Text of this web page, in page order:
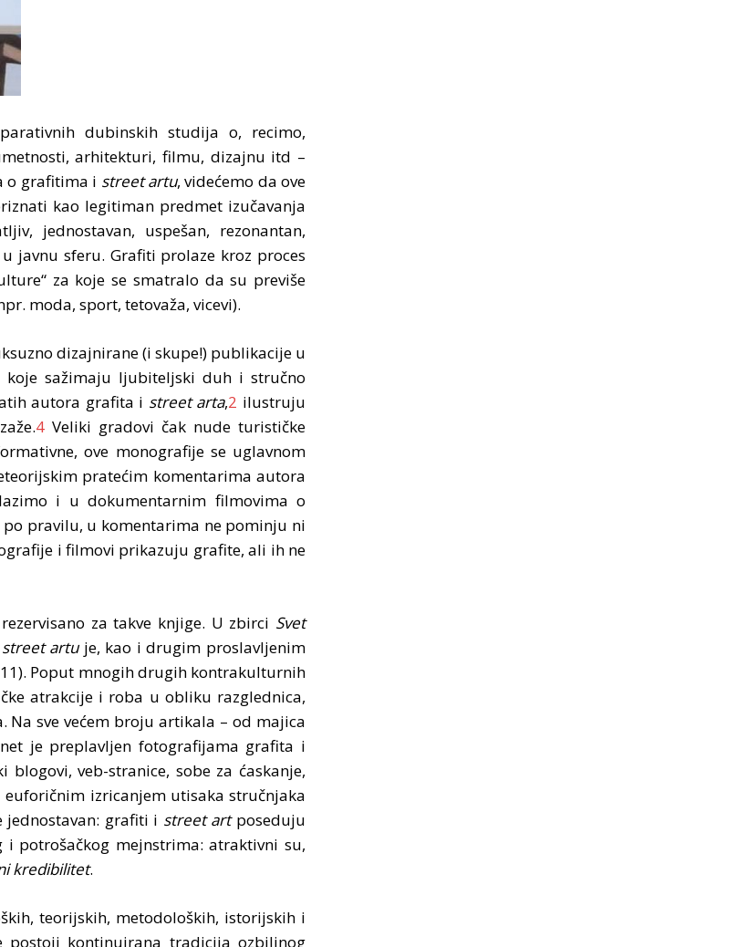
dubinskih studija o, recimo,
arhitekturi, filmu, dizajnu itd –
o grafitima i street artu, videćemo da ove
kao legitiman predmet izučavanja
jednostavan, uspešan, rezonantan,
javnu sferu. Grafiti prolaze kroz proces
za koje se smatralo da su previše
moda, sport, tetovaža, vicevi).
dizajnirane (i skupe!) publikacije u
sažimaju ljubiteljski duh i stručno
autora grafita i street arta,2 ilustruju
4Veliki gradovi čak nude turističke
ove monografije se uglavnom
pratećim komentarima autora
i u dokumentarnim filmovima o
pravilu, u komentarima ne pominju ni
i filmovi prikazuju grafite, ali ih ne
za takve knjige. U zbirci Svet
street artuje, kao i drugim proslavljenim
Poput mnogih drugih kontrakulturnih
atrakcije i roba u obliku razglednica,
sve većem broju artikala – od majica
je preplavljen fotografijama grafita i
veb-stranice, sobe za ćaskanje,
izricanjem utisaka stručnjaka
jednostavan: grafiti i street artposeduju
potrošačkog mejnstrima: atraktivni su,
kredibilitet.
teorijskih, metodoloških, istorijskih i
postoji kontinuirana tradicija ozbiljnog